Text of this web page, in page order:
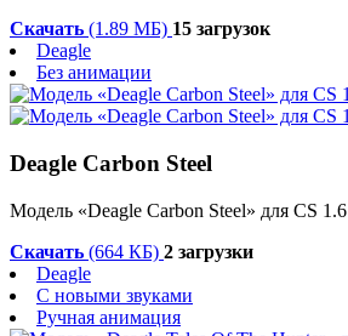
Скачать (1.89 МБ) 15 загрузок
Deagle
Без анимации
Deagle Carbon Steel
Модель «Deagle Carbon Steel» для CS 1.6
Скачать (664 КБ) 2 загрузки
Deagle
С новыми звуками
Ручная анимация